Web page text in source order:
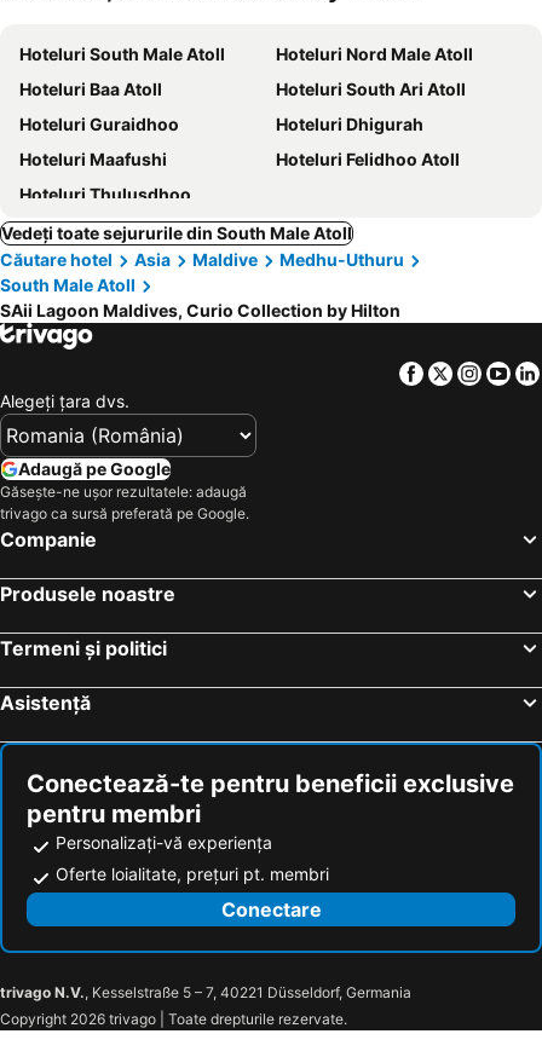
Hoteluri South Male Atoll
Hoteluri Nord Male Atoll
Hoteluri Baa Atoll
Hoteluri South Ari Atoll
Hoteluri Guraidhoo
Hoteluri Dhigurah
Hoteluri Maafushi
Hoteluri Felidhoo Atoll
Hoteluri Thulusdhoo
Vedeți toate sejururile din South Male Atoll
Căutare hotel
Asia Maldive
Medhu-Uthuru
South Male Atoll
SAii Lagoon Maldives, Curio Collection by Hilton
Facebook
Twitter
Alegeţi ţara dvs.
Adaugă pe Google
Găsește-ne ușor rezultatele: adaugă
trivago ca sursă preferată pe Google.
Companie
Produsele noastre
Termeni și politici
Asistență
Conectează-te pentru beneficii exclusive
pentru membri
Personalizați-vă experiența
Oferte loialitate, prețuri pt. membri
Conectare
trivago N.V., Kesselstraße 5 – 7, 40221 Düsseldorf, Germania
Copyright 2026 trivago | Toate drepturile rezervate.